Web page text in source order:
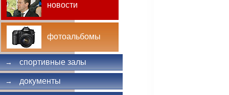
новости
фотоальбомы
→ спортивные залы
→ документы